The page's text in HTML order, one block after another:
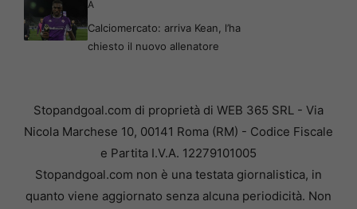
A
Calciomercato: arriva Kean, l’ha
chiesto il nuovo allenatore
Stopandgoal.com di proprietà di WEB 365 SRL - Via
Nicola Marchese 10, 00141 Roma (RM) - Codice Fiscale
e Partita I.V.A. 12279101005
Stopandgoal.com non è una testata giornalistica, in
quanto viene aggiornato senza alcuna periodicità. Non